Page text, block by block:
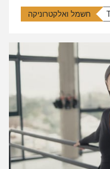
חשמל ואלקטרוניקה